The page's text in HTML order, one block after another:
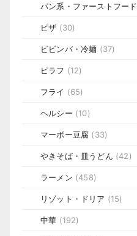
パン系・ファーストフード
ピザ (30)
ビビンバ・冷麺 (37)
ピラフ (12)
フライ (65)
ヘルシー (10)
マーボー豆腐 (33)
やきそば・皿うどん (42)
ラーメン (458)
リゾット・ドリア (15)
中華 (192)